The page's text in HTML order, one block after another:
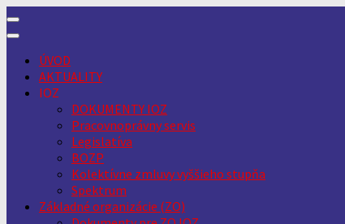
Skip
to
ÚVOD
AKTUALITY
IOZ
DOKUMENTY IOZ
Pracovnoprávny servis
Legislatíva
BOZP
Kolektívne zmluvy vyššieho stupňa
Spektrum
Základné organizácie (ZO)